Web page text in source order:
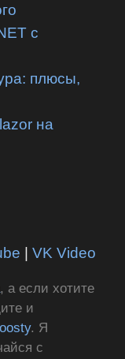
с
плюсы,
на
|VK Video
, а если хотите
и
. Я
с